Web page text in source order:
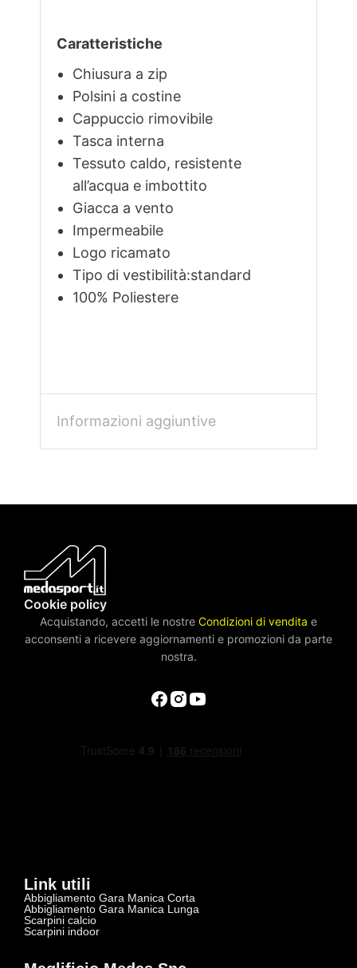
Caratteristiche
Chiusura a zip
Polsini a costine
Cappuccio rimovibile
Tasca interna
Tessuto caldo, resistente
all’acqua e imbottito
Giacca a vento
Impermeabile
Logo ricamato
Tipo di vestibilità:standard
100% Poliestere
Informazioni aggiuntive
Cookie policy
Acquistando, accetti le nostre Condizioni di vendita e
acconsenti a ricevere aggiornamenti e promozioni da parte
nostra.
Link utili
Abbigliamento Gara Manica Corta
Abbigliamento Gara Manica Lunga
Scarpini calcio
Scarpini indoor